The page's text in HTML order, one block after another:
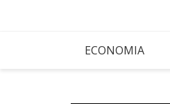
ECONOMIA